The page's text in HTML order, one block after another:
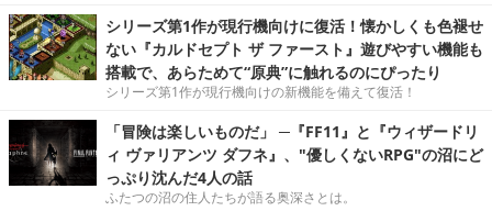
シリーズ第1作が現行機向けに復活！懐かしくも色褪せ
ない『カルドセプト ザ ファースト』遊びやすい機能も
搭載で、あらためて“原典”に触れるのにぴったり
シリーズ第1作が現行機向けの新機能を備えて復活！
「冒険は楽しいものだ」 ─『FF11』と『ウィザードリ
ィ ヴァリアンツ ダフネ』、"優しくないRPG"の沼にど
っぷり沈んだ4人の話
ふたつの沼の住人たちが語る奥深さとは。